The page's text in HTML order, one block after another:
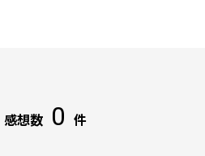
感想数 0 件